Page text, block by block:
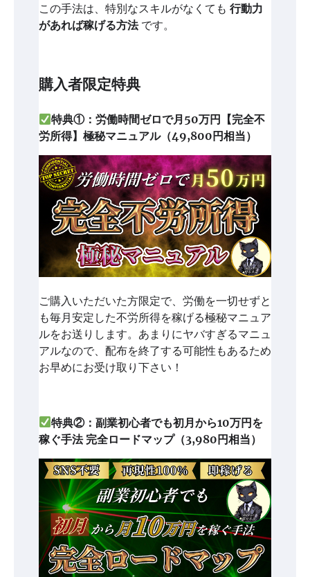
この手法は、特別なスキルがなくても 行動力
があれば稼げる方法です。
購入者限定特典
特典①：労働時間ゼロで月50万円【完全不
労所得】極秘マニュアル（49,800円相当）
ご購入いただいた方限定で、労働を一切せずと
も毎月安定した不労所得を稼げる極秘マニュア
ルをお送りします。あまりにヤバすぎるマニュ
アルなので、配布を終了する可能性もあるため
お早めにお受け取り下さい！
特典②：副業初心者でも初月から10万円を
稼ぐ手法 完全ロードマップ（3,980円相当）